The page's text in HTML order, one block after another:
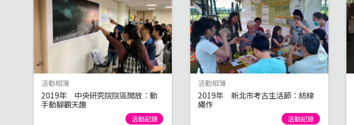
活動相簿
2019年 中央研究院院區開放：動
手動腳觀天趣
活動記錄
活動相簿
2019年 新北市考古生活節：紡線
繩作
活動記錄